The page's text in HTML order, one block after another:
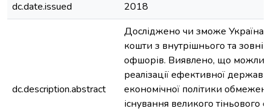
dc.date.issued
2018
dc.description.abstract
Досліджено чи зможе Україна
кошти з внутрішнього та
офшорів. Виявлено, що
реалізації ефективної
економічної політики
існування великого тіньового